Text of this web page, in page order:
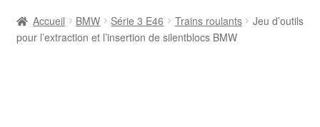
BMW
Accueil BMW Série 3 E46 Trains roulants
Jeu d’outils
pour l’extraction et l’insertion de silentblocs BMW